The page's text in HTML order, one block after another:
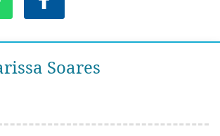
Soares